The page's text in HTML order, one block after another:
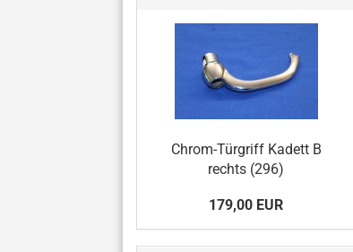
Chrom-Türgriff Kadett B
rechts (296)
179,00 EUR